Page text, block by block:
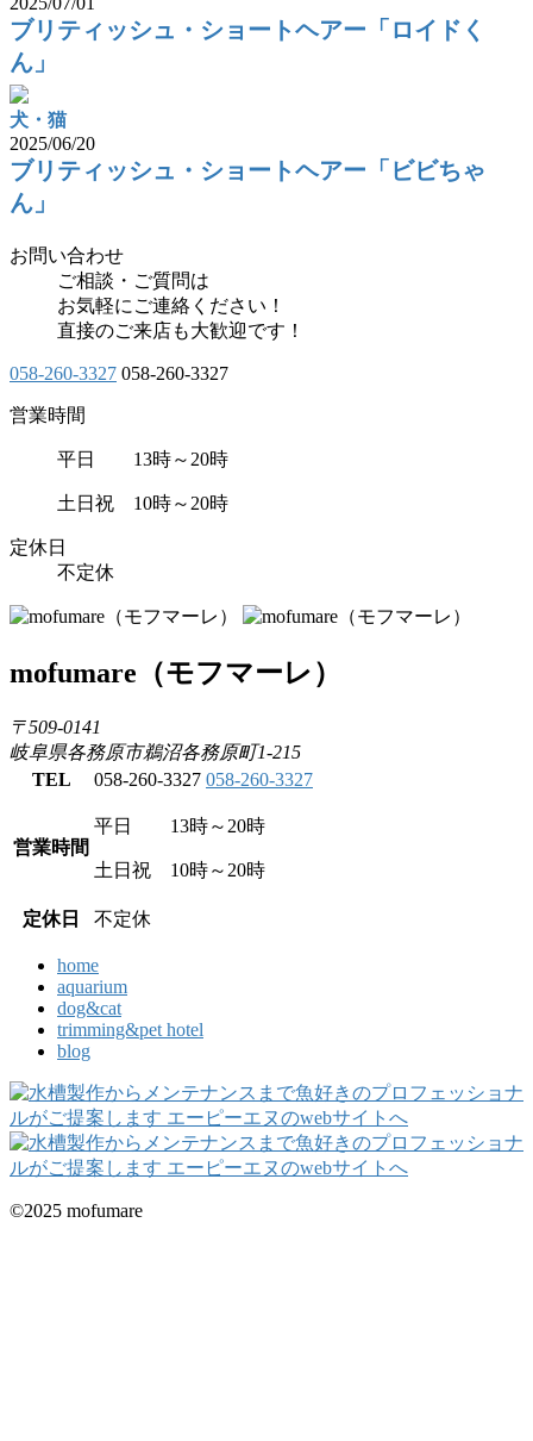
ブリティッシュ・ショートヘアー「ロイドく
ん」
犬・猫
2025/06/20
ブリティッシュ・ショートヘアー「ビビちゃ
ん」
お問い合わせ
ご相談・ご質問は
お気軽にご連絡ください！
直接のご来店も大歓迎です！
058-260-3327 058-260-3327
営業時間
平日 13時～20時
土日祝 10時～20時
定休日
不定休
mofumare （モフマーレ）
〒509-0141
岐阜県各務原市鵜沼各務原町1-215
TEL
058-260-3327 058-260-3327
営業時間
平日 13時～20時
土日祝 10時～20時
定休日 不定休
home
aquarium
dog&cat
trimming&pet hotel
blog
©2025 mofumare